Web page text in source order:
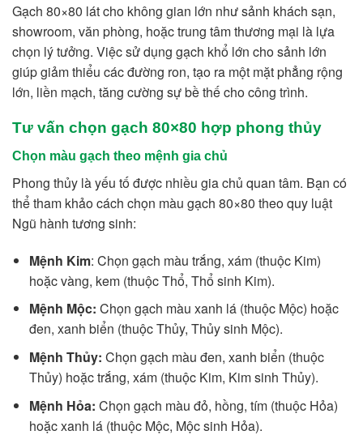
Gạch 80×80 lát cho không gian lớn như sảnh khách sạn,
showroom, văn phòng, hoặc trung tâm thương mại là lựa
chọn lý tưởng. Việc sử dụng gạch khổ lớn cho sảnh lớn
giúp giảm thiểu các đường ron, tạo ra một mặt phẳng rộng
lớn, liền mạch, tăng cường sự bề thế cho công trình.
Tư vấn chọn gạch 80×80 hợp phong thủy
Chọn màu gạch theo mệnh gia chủ
Phong thủy là yếu tố được nhiều gia chủ quan tâm. Bạn có
thể tham khảo cách chọn màu gạch 80×80 theo quy luật
Ngũ hành tương sinh:
Mệnh Kim: Chọn gạch màu trắng, xám (thuộc Kim)
hoặc vàng, kem (thuộc Thổ, Thổ sinh Kim).
Mệnh Mộc: Chọn gạch màu xanh lá (thuộc Mộc) hoặc
đen, xanh biển (thuộc Thủy, Thủy sinh Mộc).
Mệnh Thủy: Chọn gạch màu đen, xanh biển (thuộc
Thủy) hoặc trắng, xám (thuộc Kim, Kim sinh Thủy).
Mệnh Hỏa: Chọn gạch màu đỏ, hồng, tím (thuộc Hỏa)
hoặc xanh lá (thuộc Mộc, Mộc sinh Hỏa).